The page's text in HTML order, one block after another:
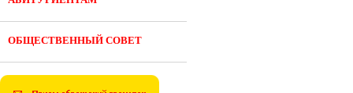
ОБЩЕСТВЕННЫЙ СОВЕТ